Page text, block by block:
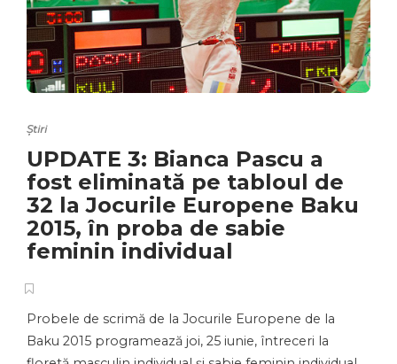
Știri
UPDATE 3: Bianca Pascu a
fost eliminată pe tabloul de
32 la Jocurile Europene Baku
2015, în proba de sabie
feminin individual
Probele de scrimă de la Jocurile Europene de la
Baku 2015 programează joi, 25 iunie, întreceri la